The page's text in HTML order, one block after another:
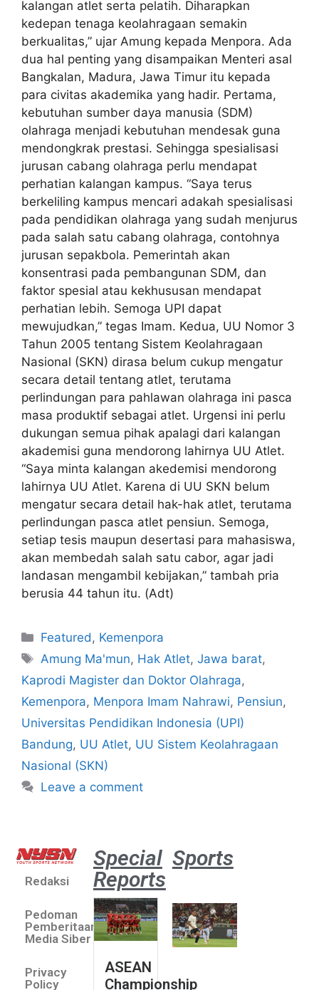
kalangan atlet serta pelatih. Diharapkan
kedepan tenaga keolahragaan semakin
berkualitas,” ujar Amung kepada Menpora. Ada
dua hal penting yang disampaikan Menteri asal
Bangkalan, Madura, Jawa Timur itu kepada
para civitas akademika yang hadir. Pertama,
kebutuhan sumber daya manusia (SDM)
olahraga menjadi kebutuhan mendesak guna
mendongkrak prestasi. Sehingga spesialisasi
jurusan cabang olahraga perlu mendapat
perhatian kalangan kampus. “Saya terus
berkeliling kampus mencari adakah spesialisasi
pada pendidikan olahraga yang sudah menjurus
pada salah satu cabang olahraga, contohnya
jurusan sepakbola. Pemerintah akan
konsentrasi pada pembangunan SDM, dan
faktor spesial atau kekhususan mendapat
perhatian lebih. Semoga UPI dapat
mewujudkan,” tegas Imam. Kedua, UU Nomor 3
Tahun 2005 tentang Sistem Keolahragaan
Nasional (SKN) dirasa belum cukup mengatur
secara detail tentang atlet, terutama
perlindungan para pahlawan olahraga ini pasca
masa produktif sebagai atlet. Urgensi ini perlu
dukungan semua pihak apalagi dari kalangan
akademisi guna mendorong lahirnya UU Atlet.
“Saya minta kalangan akedemisi mendorong
lahirnya UU Atlet. Karena di UU SKN belum
mengatur secara detail hak-hak atlet, terutama
perlindungan pasca atlet pensiun. Semoga,
setiap tesis maupun desertasi para mahasiswa,
akan membedah salah satu cabor, agar jadi
landasan mengambil kebijakan,” tambah pria
berusia 44 tahun itu. (Adt)
Featured, Kemenpora
Amung Ma'mun, Hak Atlet,Jawa barat,
Kaprodi Magister dan Doktor Olahraga,
Kemenpora, Menpora Imam Nahrawi, Pensiun,
Universitas Pendidikan Indonesia (UPI)
Bandung, UU Atlet, UU Sistem Keolahragaan
Nasional (SKN)
Leave a comment
Redaksi
Pedoman
Pemberitaan
Media Siber
Privacy
Policy
Special
Reports
ASEAN
Championship
Sports